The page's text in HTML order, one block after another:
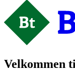
Velkommen